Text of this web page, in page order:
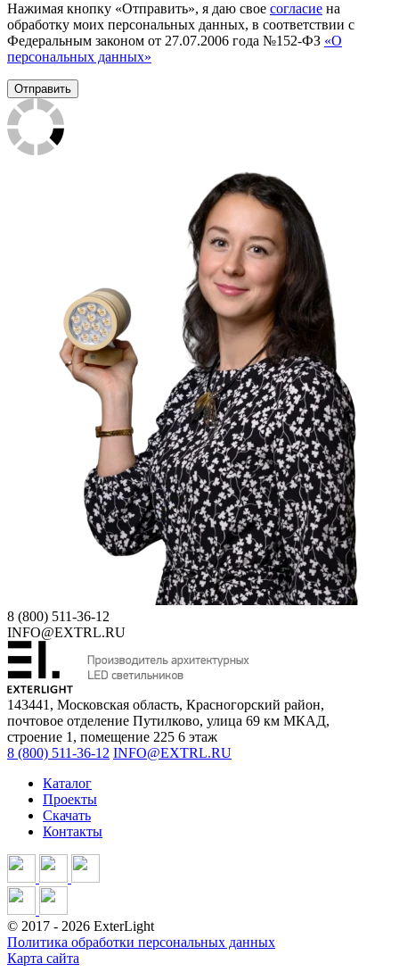
Нажимая кнопку «Отправить», я даю свое согласие на
обработку моих персональных данных, в соответствии с
Федеральным законом от 27.07.2006 года №152-ФЗ «О
персональных данных»
8 (800) 511-36-12
INFO@EXTRL.RU
143441, Московская область, Красногорский район,
почтовое отделение Путилково, улица 69 км МКАД,
строение 1, помещение 225 6 этаж
8 (800) 511-36-12 INFO@EXTRL.RU
Каталог
Проекты
Скачать
Контакты
© 2017 - 2026 ExterLight
Политика обработки персональных данных
Карта сайта